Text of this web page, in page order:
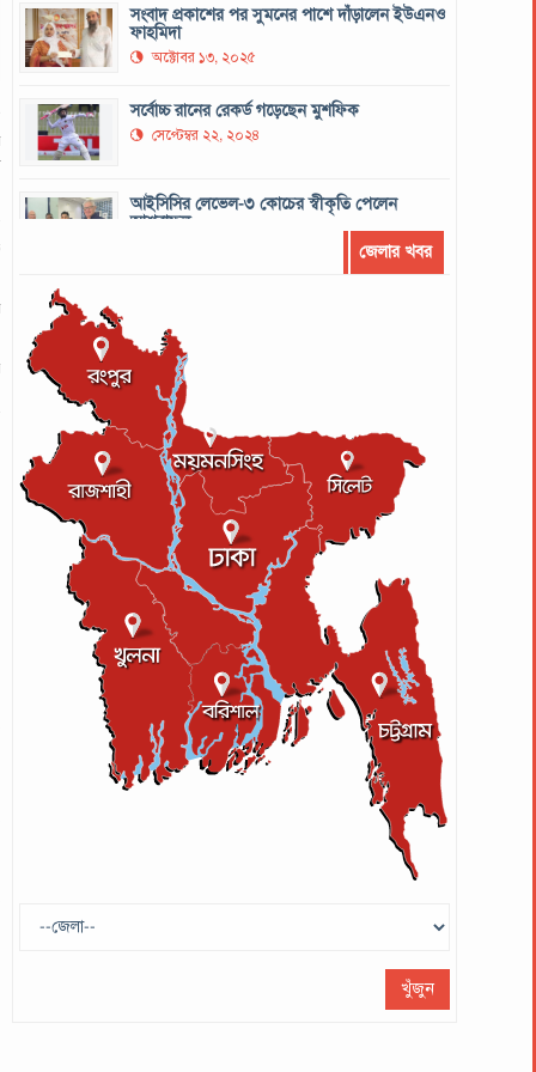
সংবাদ প্রকাশের পর সুমনের পাশে দাঁড়ালেন ইউএনও
ফাহমিদা
অক্টোবর ১৩, ২০২৫
সর্বোচ্চ রানের রেকর্ড গড়েছেন মুশফিক
সেপ্টেম্বর ২২, ২০২৪
আইসিসির লেভেল-৩ কোচের স্বীকৃতি পেলেন
আশরাফুল
সেপ্টেম্বর ২০, ২০২৪
গণপরিবহনে সেবার মান বাড়ানোর দাবি ইমনের
সেপ্টেম্বর ১৩, ২০২৪
ট্রাম্প প্রশাসন ছাড়ার ঘোষণা ধনকুবের ইলন মাস্কের
মে ২৯, ২০২৫
জেলার খবর
খুঁজুন